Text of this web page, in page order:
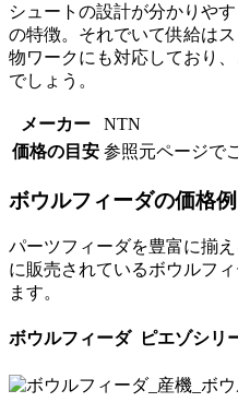
シュートの設計が分かりや
の特徴。それでいて供給は
物ワークにも対応しており
でしょう。
メーカー
NTN
価格の目安 参照元ページで
ボウルフィーダの価格例
パーツフィーダを豊富に揃
に販売されているボウルフ
ます。
ボウルフィーダ ピエゾシリ